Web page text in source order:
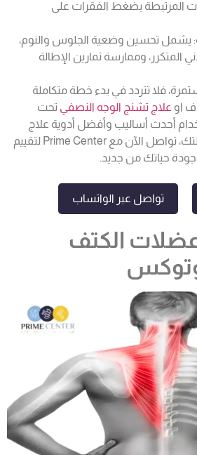
المرتبطة بضغط الفقرات على
: يشمل تحسين وضعية الجلوس والنوم،
المتكرر، وممارسة تمارين الإطالة
فلا تتردد في بدء خطة متكاملة
او علاج تشنج الوجه النصفي تحت
أحدث أساليب وأفضل أدوية علاج
تشنج الرقبة المناسبة لحالتك، تواصل الآن مع Prime Center لتقييم
حياتك من جديد.
تواصل عبر الواتساب
الكتف